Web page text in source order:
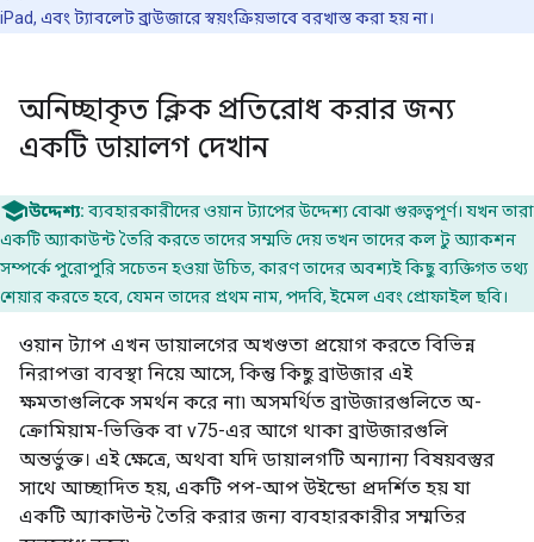
iPad, এবং ট্যাবলেট ব্রাউজারে স্বয়ংক্রিয়ভাবে বরখাস্ত করা হয় না।
অনিচ্ছাকৃত ক্লিক প্রতিরোধ করার জন্য
একটি ডায়ালগ দেখান
উদ্দেশ্য: ব্যবহারকারীদের ওয়ান ট্যাপের উদ্দেশ্য বোঝা গুরুত্বপূর্ণ। যখন তারা
একটি অ্যাকাউন্ট তৈরি করতে তাদের সম্মতি দেয় তখন তাদের কল টু অ্যাকশন
সম্পর্কে পুরোপুরি সচেতন হওয়া উচিত, কারণ তাদের অবশ্যই কিছু ব্যক্তিগত তথ্য
শেয়ার করতে হবে, যেমন তাদের প্রথম নাম, পদবি, ইমেল এবং প্রোফাইল ছবি।
ওয়ান ট্যাপ এখন ডায়ালগের অখণ্ডতা প্রয়োগ করতে বিভিন্ন
নিরাপত্তা ব্যবস্থা নিয়ে আসে, কিন্তু কিছু ব্রাউজার এই
ক্ষমতাগুলিকে সমর্থন করে না৷ অসমর্থিত ব্রাউজারগুলিতে অ-
ক্রোমিয়াম-ভিত্তিক বা v75-এর আগে থাকা ব্রাউজারগুলি
অন্তর্ভুক্ত। এই ক্ষেত্রে, অথবা যদি ডায়ালগটি অন্যান্য বিষয়বস্তুর
সাথে আচ্ছাদিত হয়, একটি পপ-আপ উইন্ডো প্রদর্শিত হয় যা
একটি অ্যাকাউন্ট তৈরি করার জন্য ব্যবহারকারীর সম্মতির